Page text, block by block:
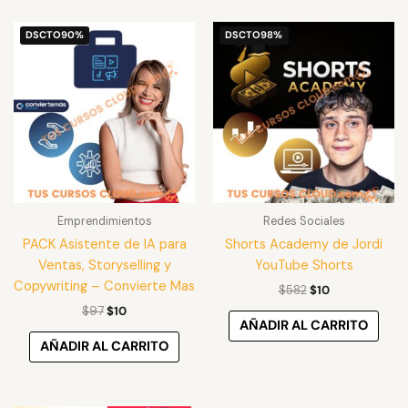
DSCTO90%
Emprendimientos
PACK Asistente de IA para
Ventas, Storyselling y
Copywriting – Convierte Mas
$97
El
precio
original
era:
$97.
$10
precio
actual
es:
$10.
AÑADIR AL CARRITO
DSCTO98%
Redes Sociales
Shorts Academy de Jordi
YouTube Shorts
$582
original
era:
$582.
$10
actual
es:
$10.
AÑADIR AL CARRITO